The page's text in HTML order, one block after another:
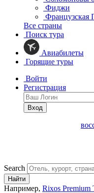
Фиджи
Французская
Все страны
Поиск тура
Авиабилеты
Горящие туры
Войти
Регистрация
Вход
Search
Найти
Например, Rixos Premium